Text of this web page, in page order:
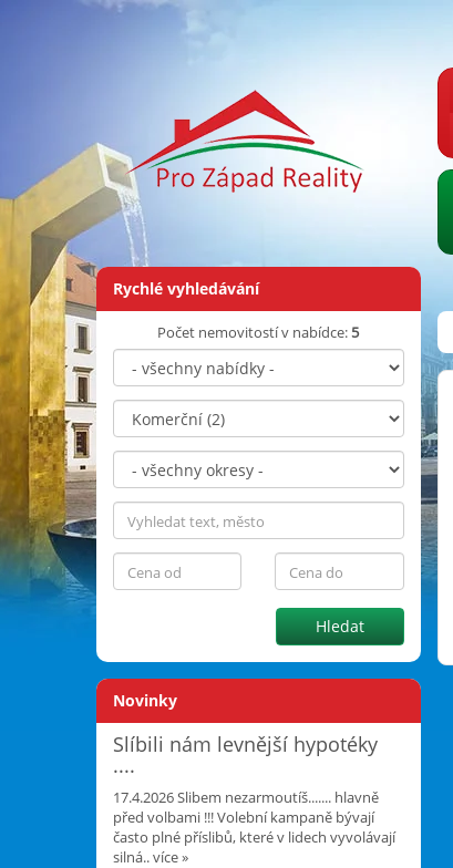
Rychlé vyhledávání
Počet nemovitostí v nabídce:5
Hledat
Novinky
Slíbili nám levnější hypotéky
....
17.4.2026Slibem nezarmoutíš....... hlavně
před volbami !!! Volební kampaně bývají
často plné příslibů, které v lidech vyvolávají
silná..více »